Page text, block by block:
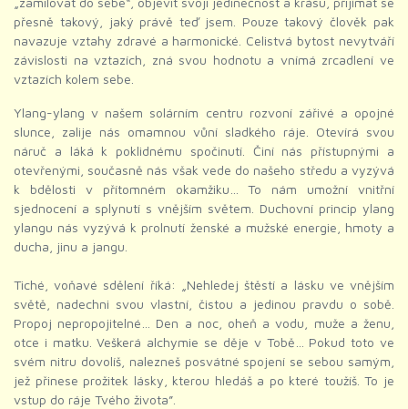
přesně takový, jaký právě teď jsem. Pouze takový člověk pak
navazuje vztahy zdravé a harmonické. Celistvá bytost nevytváří
závislosti na vztazích, zná svou hodnotu a vnímá zrcadlení ve
vztazích kolem sebe.
Ylang-ylang v našem solárním centru rozvoní zářivé a opojné
slunce, zalije nás omamnou vůní sladkého ráje. Otevírá svou
náruč a láká k poklidnému spočinutí. Činí nás přístupnými a
otevřenými, současně nás však vede do našeho středu a vyzývá
k bdělosti v přítomném okamžiku… To nám umožní vnitřní
sjednocení a splynutí s vnějším světem. Duchovní princip ylang
ylangu nás vyzývá k prolnutí ženské a mužské energie, hmoty a
ducha, jinu a jangu.
Tiché, voňavé sdělení říká: „Nehledej štěstí a lásku ve vnějším
světě, nadechni svou vlastní, čistou a jedinou pravdu o sobě.
Propoj nepropojitelné… Den a noc, oheň a vodu, muže a ženu,
otce i matku. Veškerá alchymie se děje v Tobě… Pokud toto ve
svém nitru dovolíš, nalezneš posvátné spojení se sebou samým,
jež přinese prožitek lásky, kterou hledáš a po které toužíš. To je
vstup do ráje Tvého života”.